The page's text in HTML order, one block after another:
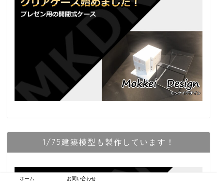
1/75建築模型も製作しています！
ホーム お問い合わせ